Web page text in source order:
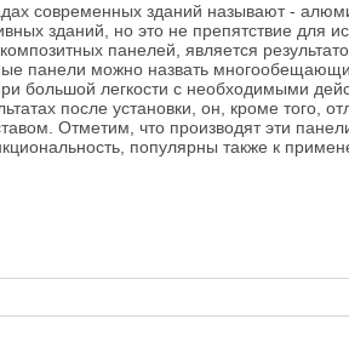
современных зданий называют -
зданий, но это не препятствие для
панелей, является
панели можно назвать
большой легкости с необходимыми
после установки, он, кроме того,
Отметим, что производят эти
популярны также к